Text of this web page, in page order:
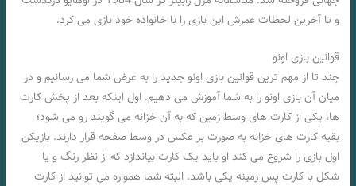
و تا آخرین لحظات عمرش این بازی را با خانواده خود بازی می کرد.
قوانین بازی اونو
چند تا از مهم ترین قوانین بازی اونو جدید را به عرض شما می رسانیم و در
میان آن بازی اونو را به شما آموزش می دهیم. اول اینکه بعد از پخش کارت
ها، یکی از کارت های وسط زمین که به آن خزانه می گویند رو می شود؛
بقیه کارت های خزانه به صورت بر عکس در وسط صفحه قرار دارند. بازیکن
اول بازی را شروع می کند او باید یک کارت بیاندازد که از نظر رنگ و یا
شکل با کارت پس زمینه یکی باشد. البته شما همواره می توانید از کارت